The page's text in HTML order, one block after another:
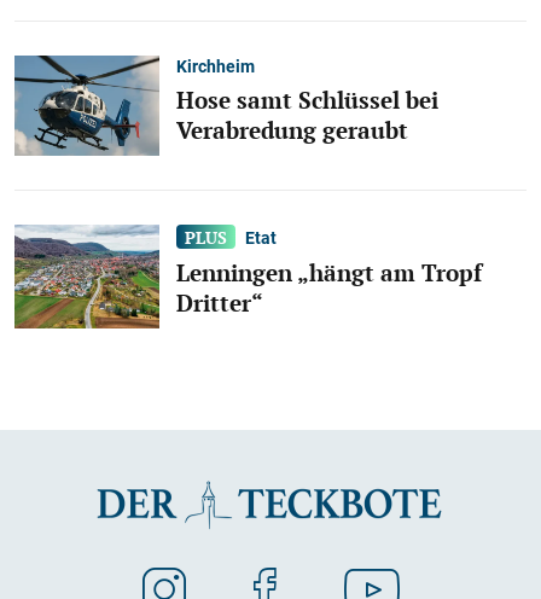
Kirchheim
Hose samt Schlüssel bei
Verabredung geraubt
Etat
Lenningen „hängt am Tropf
Dritter“